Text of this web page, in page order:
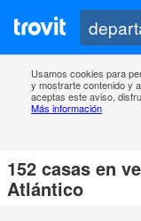
Usamos cookies para
y mostrarte contenido y
aceptas este aviso,
Más información
152 casas en
Atlántico